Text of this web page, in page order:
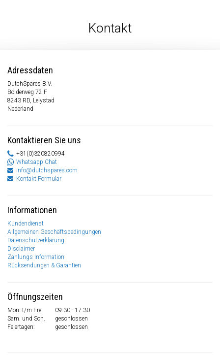
Kontakt
Adressdaten
DutchSpares B.V.
Bolderweg 72 F
8243 RD, Lelystad
Nederland
Kontaktieren Sie uns
+31(0)320820994
Whatsapp Chat
info@dutchspares.com
Kontakt Formular
Informationen
Kundendienst
Allgemeinen Geschäftsbedingungen
Datenschutzerklärung
Disclaimer
Zahlungs Information
Rücksendungen & Garantien
Öffnungszeiten
Mon. t/m Fre.
09:30 - 17:30
Sam. und Son.
geschlossen
Feiertagen:
geschlossen